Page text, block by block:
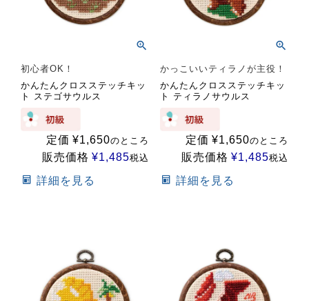
初心者OK！
かんたんクロスステッチキッ
ト ステゴサウルス
定価 ¥1,650のところ
販売価格 ¥1,485税込
詳細を見る
かっこいいティラノが主役！
かんたんクロスステッチキッ
ト ティラノサウルス
定価 ¥1,650のところ
販売価格 ¥1,485税込
詳細を見る